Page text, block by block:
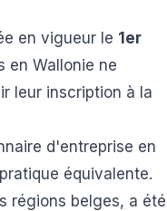
en vigueur le 1er
en Wallonie ne
leur inscription à la
d'entreprise en
équivalente.
régions belges, a été